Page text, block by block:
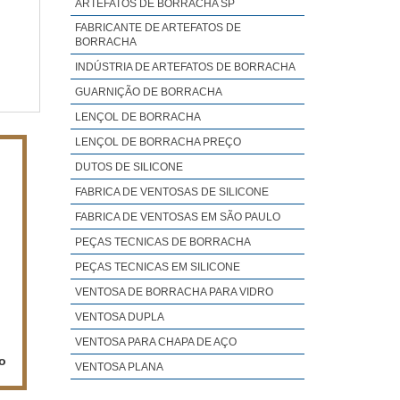
ARTEFATOS DE BORRACHA SP
FABRICANTE DE ARTEFATOS DE
BORRACHA
INDÚSTRIA DE ARTEFATOS DE BORRACHA
GUARNIÇÃO DE BORRACHA
LENÇOL DE BORRACHA
LENÇOL DE BORRACHA PREÇO
DUTOS DE SILICONE
FABRICA DE VENTOSAS DE SILICONE
FABRICA DE VENTOSAS EM SÃO PAULO
PEÇAS TECNICAS DE BORRACHA
PEÇAS TECNICAS EM SILICONE
VENTOSA DE BORRACHA PARA VIDRO
VENTOSA DUPLA
VENTOSA PARA CHAPA DE AÇO
VENTOSA PLANA